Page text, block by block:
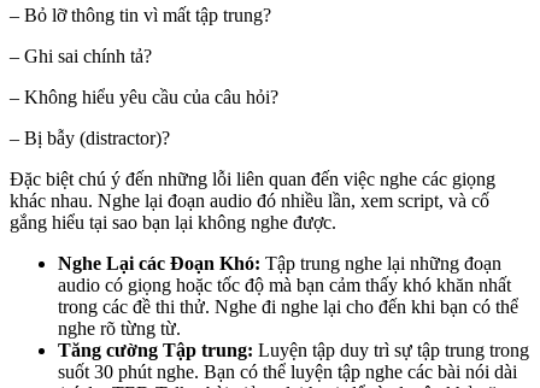
– Bỏ lỡ thông tin vì mất tập trung?
– Ghi sai chính tả?
– Không hiểu yêu cầu của câu hỏi?
– Bị bẫy (distractor)?
Đặc biệt chú ý đến những lỗi liên quan đến việc nghe các giọng
khác nhau. Nghe lại đoạn audio đó nhiều lần, xem script, và cố
gắng hiểu tại sao bạn lại không nghe được.
Nghe Lại các Đoạn Khó: Tập trung nghe lại những đoạn
audio có giọng hoặc tốc độ mà bạn cảm thấy khó khăn nhất
trong các đề thi thử. Nghe đi nghe lại cho đến khi bạn có thể
nghe rõ từng từ.
Tăng cường Tập trung: Luyện tập duy trì sự tập trung trong
suốt 30 phút nghe. Bạn có thể luyện tập nghe các bài nói dài